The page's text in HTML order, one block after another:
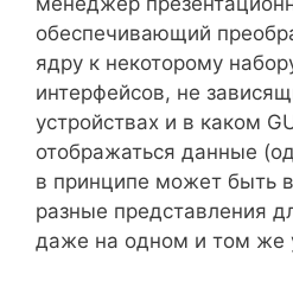
обеспечивающий
ядру к некоторому
интерфейсов, не
устройствах и в каком
отображаться данные
в принципе может быть
разные представления
даже на одном и том же